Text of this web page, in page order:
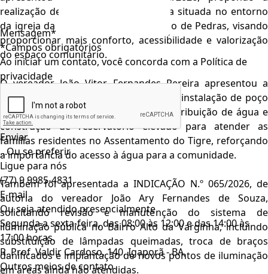
Mensagem*
*Campos obrigatórios
Ao iniciar um contato, você concorda com a Política de
privacidade
...Ou se preferir
Ligue para nós
(77) 9 9985-4831
E-mail
Ou seja atendido presencialmente
Segunda a sexta-feira, das 08:00 às 12:00 e das 14:00 às
17:00 horas.
R. Prof. Valdir Cardoso, 140, Igaporã - BA,
Outros meios de contato
realização de pavimentação da praça situada no entorno
da igreja da comunidade de Oiterinho de Pedras, visando
proporcionar mais conforto, acessibilidade e valorização
do espaço comunitário.
O vereadorJoão Vitor Fernandes Pereira apresentou a
INDICAÇÃO N.º 064/2026, solicitando a instalação de poço
artesiano, implantação de rede de distribuição de água e
construção de reservatório elevado para atender as
famílias residentes no Assentamento do Tigre, reforçando
a importância do acesso à água para a comunidade.
Também foi apresentada a INDICAÇÃO N.º 065/2026, de
autoria do vereador João Ary Fernandes de Souza,
solicitando revisão e manutenção do sistema de
iluminação pública no Bairro Alto da Varginha, incluindo
substituição de lâmpadas queimadas, troca de braços
danificados e implantação de novos pontos de iluminação
em áreas ainda não atendidas.